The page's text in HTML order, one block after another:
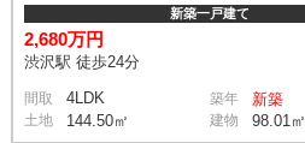
新築一戸建て
2,680万円
渋沢駅 徒歩24分
間取 4LDK 築年 新築
土地 144.50㎡ 建物 98.01㎡